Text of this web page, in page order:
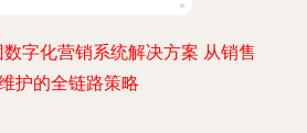
字化营销系统解决方案 从销售
护的全链路策略